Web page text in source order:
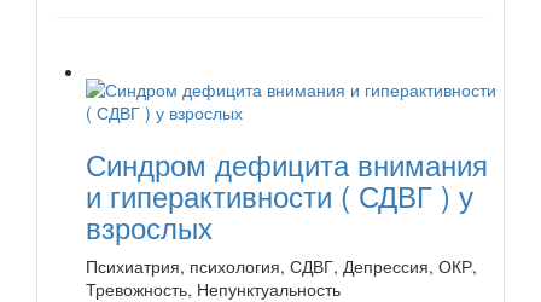
Синдром дефицита внимания
и гиперактивности ( СДВГ ) у
взрослых
Психиатрия, психология, СДВГ, Депрессия, ОКР,
Тревожность, Непунктуальность